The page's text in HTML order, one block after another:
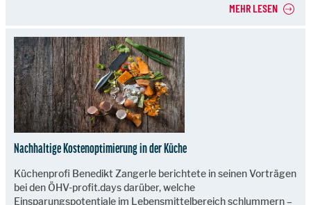
MEHR LESEN
Nachhaltige Kostenoptimierung in der Küche
Küchenprofi Benedikt Zangerle berichtete in seinen Vorträgen
bei den ÖHV-profit.days darüber, welche
Einsparungspotentiale im Lebensmittelbereich schlummern –